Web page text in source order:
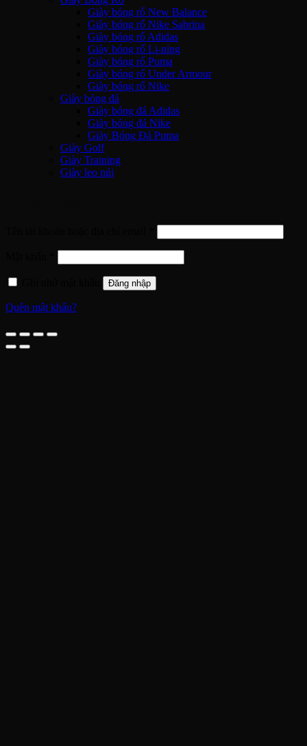
Giày bóng rổ New Balance
Giày bóng rổ Nike Sabrina
Giày bóng rổ Adidas
Giày bóng rổ Li-ning
Giày bóng rổ Puma
Giày bóng rổ Under Armour
Giày bóng rổ Nike
Giày bóng đá
Giày bóng đá Adidas
Giày bóng đá Nike
Giày Bóng Đá Puma
Giày Golf
Giày Training
Giày leo núi
buộc
buộc
Đăng nhập
Quên mật khẩu?